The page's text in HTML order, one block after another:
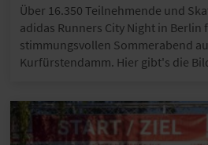
Über 16.350 Teilnehmende und
adidas Runners City Night in Berlin
stimmungsvollen Sommerabend
Kurfürstendamm. Hier gibt's die